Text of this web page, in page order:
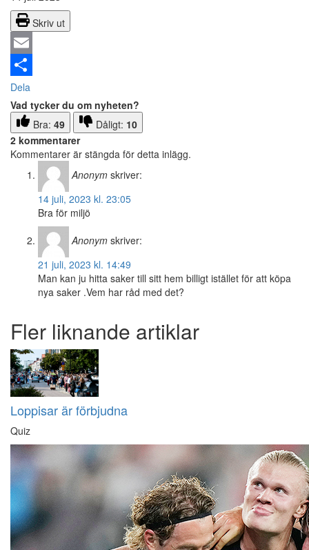
Skriv ut
Email
Dela
Vad tycker du om nyheten?
Bra: 49 Dåligt: 10
2 kommentarer
Kommentarer är stängda för detta inlägg.
Anonym skriver:
14 juli, 2023 kl. 23:05
Bra för miljö
Anonym skriver:
21 juli, 2023 kl. 14:49
Man kan ju hitta saker till sitt hem billigt istället för att köpa
nya saker .Vem har råd med det?
Fler liknande artiklar
Loppisar är förbjudna
Quiz